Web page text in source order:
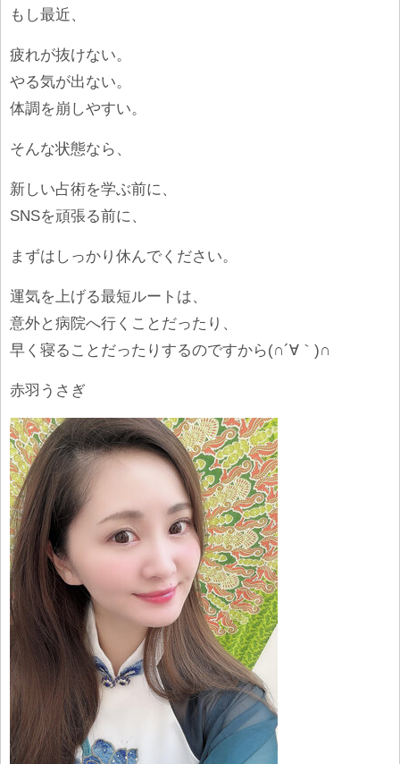
もし最近、
疲れが抜けない。
やる気が出ない。
体調を崩しやすい。
そんな状態なら、
新しい占術を学ぶ前に、
SNSを頑張る前に、
まずはしっかり休んでください。
運気を上げる最短ルートは、
意外と病院へ行くことだったり、
早く寝ることだったりするのですから(∩´∀｀)∩
赤羽うさぎ